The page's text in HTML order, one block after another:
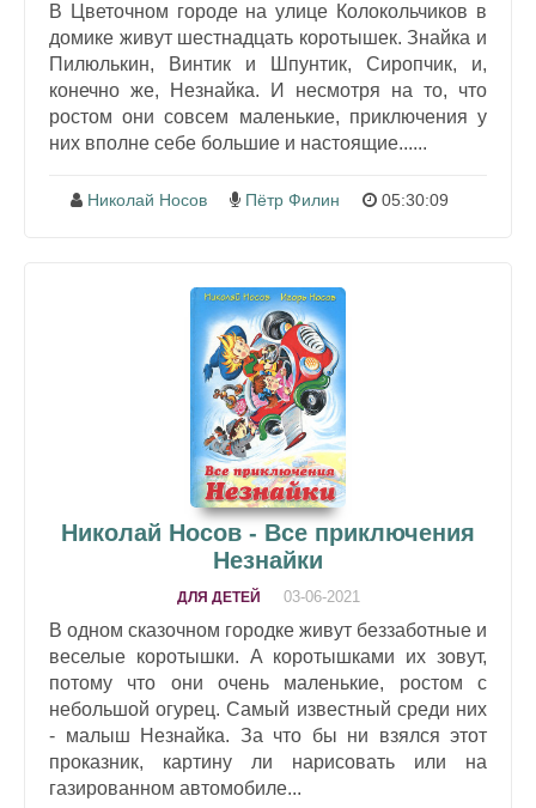
В Цветочном городе на улице Колокольчиков в
домике живут шестнадцать коротышек. Знайка и
Пилюлькин, Винтик и Шпунтик, Сиропчик, и,
конечно же, Незнайка. И несмотря на то, что
ростом они совсем маленькие, приключения у
них вполне себе большие и настоящие......
Николай Носов Пётр Филин 05:30:09
Николай Носов - Все приключения
Незнайки
ДЛЯ ДЕТЕЙ 03-06-2021
В одном сказочном городке живут беззаботные и
веселые коротышки. А коротышками их зовут,
потому что они очень маленькие, ростом с
небольшой огурец. Самый известный среди них
- малыш Незнайка. За что бы ни взялся этот
проказник, картину ли нарисовать или на
газированном автомобиле...